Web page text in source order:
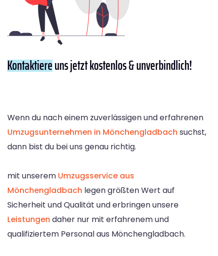
Kontaktiereuns jetzt kostenlos & unverbindlich!
Wenn du nach einem zuverlässigen und erfahrenen
Umzugsunternehmen in Mönchengladbach suchst,
dann bist du bei uns genau richtig.
mit unserem Umzugsservice aus
Mönchengladbach legen größten Wert auf
Sicherheit und Qualität und erbringen unsere
Leistungen daher nur mit erfahrenem und
qualifiziertem Personal aus Mönchengladbach.